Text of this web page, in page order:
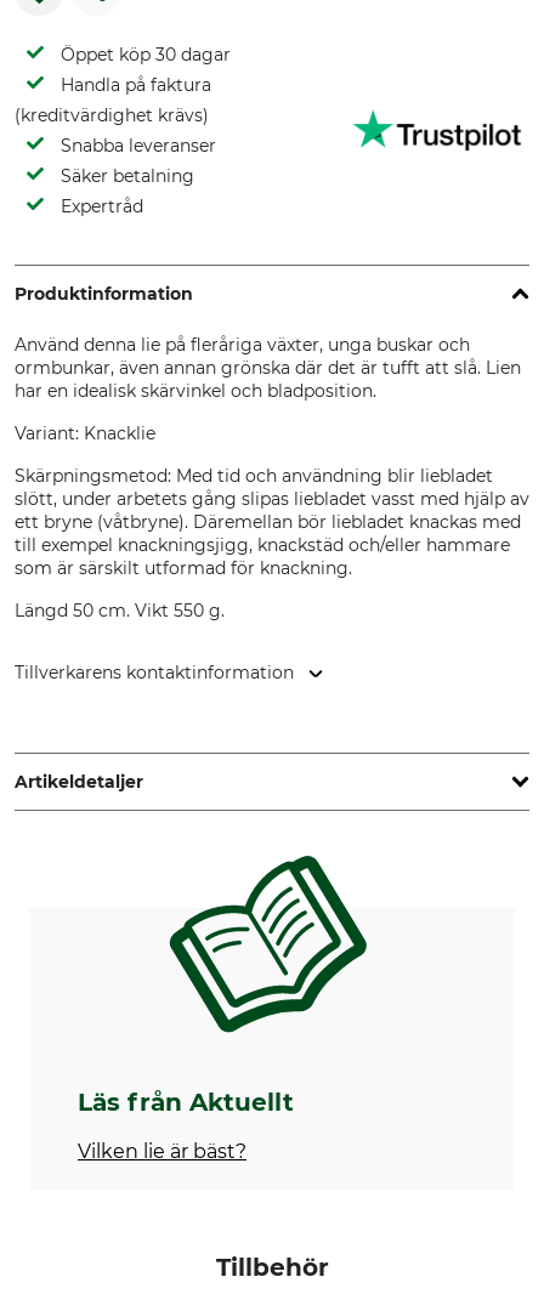
Öppet köp 30 dagar
Handla på faktura
(kreditvärdighet krävs)
Snabba leveranser
Säker betalning
Expertråd
Produktinformation
Använd denna lie på fleråriga växter, unga buskar och
ormbunkar, även annan grönska där det är tufft att slå. Lien
har en idealisk skärvinkel och bladposition.
Variant: Knacklie
Skärpningsmetod: Med tid och användning blir liebladet
slött, under arbetets gång slipas liebladet vasst med hjälp av
ett bryne (våtbryne). Däremellan bör liebladet knackas med
till exempel knackningsjigg, knackstäd och/eller hammare
som är särskilt utformad för knackning.
Längd 50 cm. Vikt 550 g.
Tillverkarens kontaktinformation
Rossleithen, Austria, www.schroeckenfux.at
Artikeldetaljer
Ängsträdgårds- och
perennlie
Vikt
500 g
Läs från Aktuellt
Vilken lie är bäst?
Tillbehör